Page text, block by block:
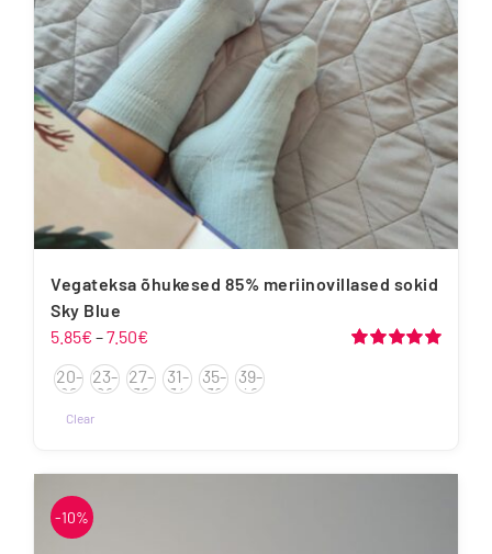
tootelehel.
Vegateksa õhukesed 85% meriinovillased sokid
Sky Blue
5.85€ –7.50€
5.85€
kuni
20-
22
23-
26
27-
30
31-
34
35-
38
39-
42
Clear
tootel
on
mitu
-10%